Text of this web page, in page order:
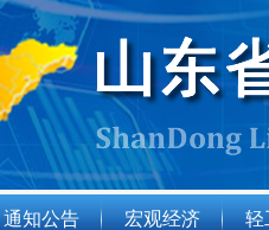
通知公告 宏观经济 轻